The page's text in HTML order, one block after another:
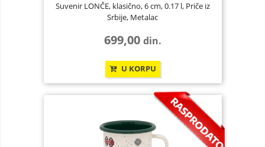
Suvenir LONČE, klasično, 6 cm, 0.17 l, Priče iz
Srbije, Metalac
699,00 din.
U KORPU